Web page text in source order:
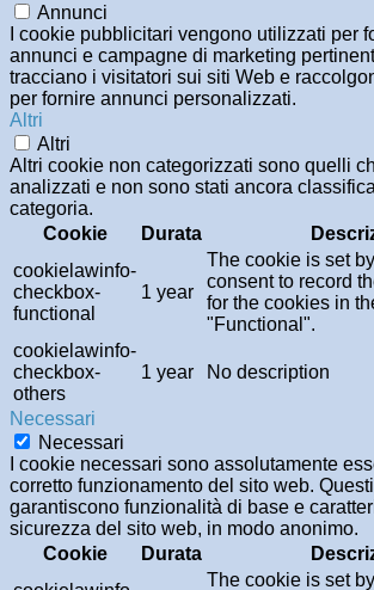
Annunci
I cookie pubblicitari vengono utilizzati per
annunci e campagne di marketing
tracciano i visitatori sui siti Web e
per fornire annunci personalizzati.
Altri
Altri
Altri cookie non categorizzati sono quelli
analizzati e non sono stati ancora
categoria.
Cookie
Durata
cookielawinfo-
checkbox-
functional
1 year
The cookie is set
consent to record
for the cookies in
"Functional".
cookielawinfo-
checkbox-
others
1 year No description
Necessari
Necessari
I cookie necessari sono assolutamente
corretto funzionamento del sito web.
garantiscono funzionalità di base e
sicurezza del sito web, in modo anonimo.
Cookie
Durata
The cookie is set